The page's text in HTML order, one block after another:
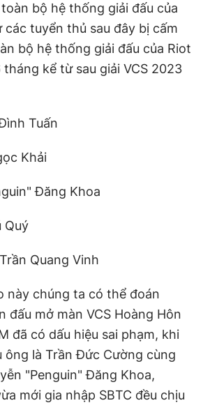
bộ hệ thống giải đấu của
các tuyển thủ sau đây bị cấm
bộ hệ thống giải đấu của Riot
kể từ sau giải VCS 2023
Tuấn
Khải
Đăng Khoa
Quý
Quang Vinh
này chúng ta có thể đoán
đấu mở màn VCS Hoàng Hôn
đã có dấu hiệu sai phạm, khi
ông là Trần Đức Cường cùng
"Penguin" Đăng Khoa,
mới gia nhập SBTC đều chịu